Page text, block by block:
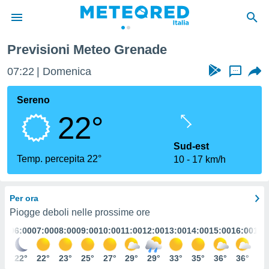
di
per
le
di
le
Previsioni Meteo Grenade
07:22 Domenica ...
Sereno
22°
Temp. percepita 22°
Sud-est
10
17 km/h
Per ora
Piogge deboli nelle prossime ore
06:00
22°
07:00
22°
08:00
23°
09:00
25°
10:00
27°
11:00
29°
12:00
29°
13:00
33°
14:00
35°
15:00
36°
16:00
36°